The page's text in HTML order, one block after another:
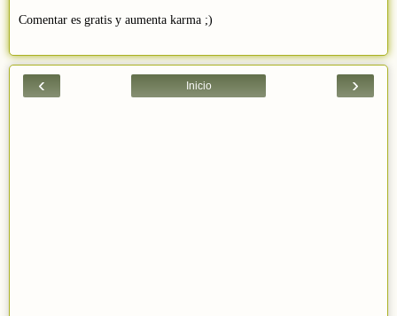
Comentar es gratis y aumenta karma ;)
‹ ›
Inicio